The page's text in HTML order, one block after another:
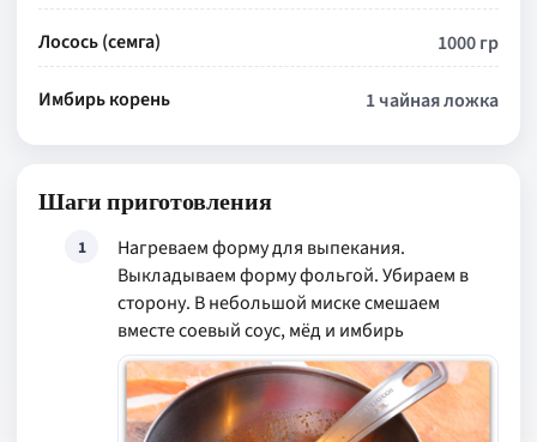
Лосось (семга) 1000 гр
Имбирь корень 1 чайная ложка
Шаги приготовления
1
Нагреваем форму для выпекания.
Выкладываем форму фольгой. Убираем в
сторону. В небольшой миске смешаем
вместе соевый соус, мёд и имбирь